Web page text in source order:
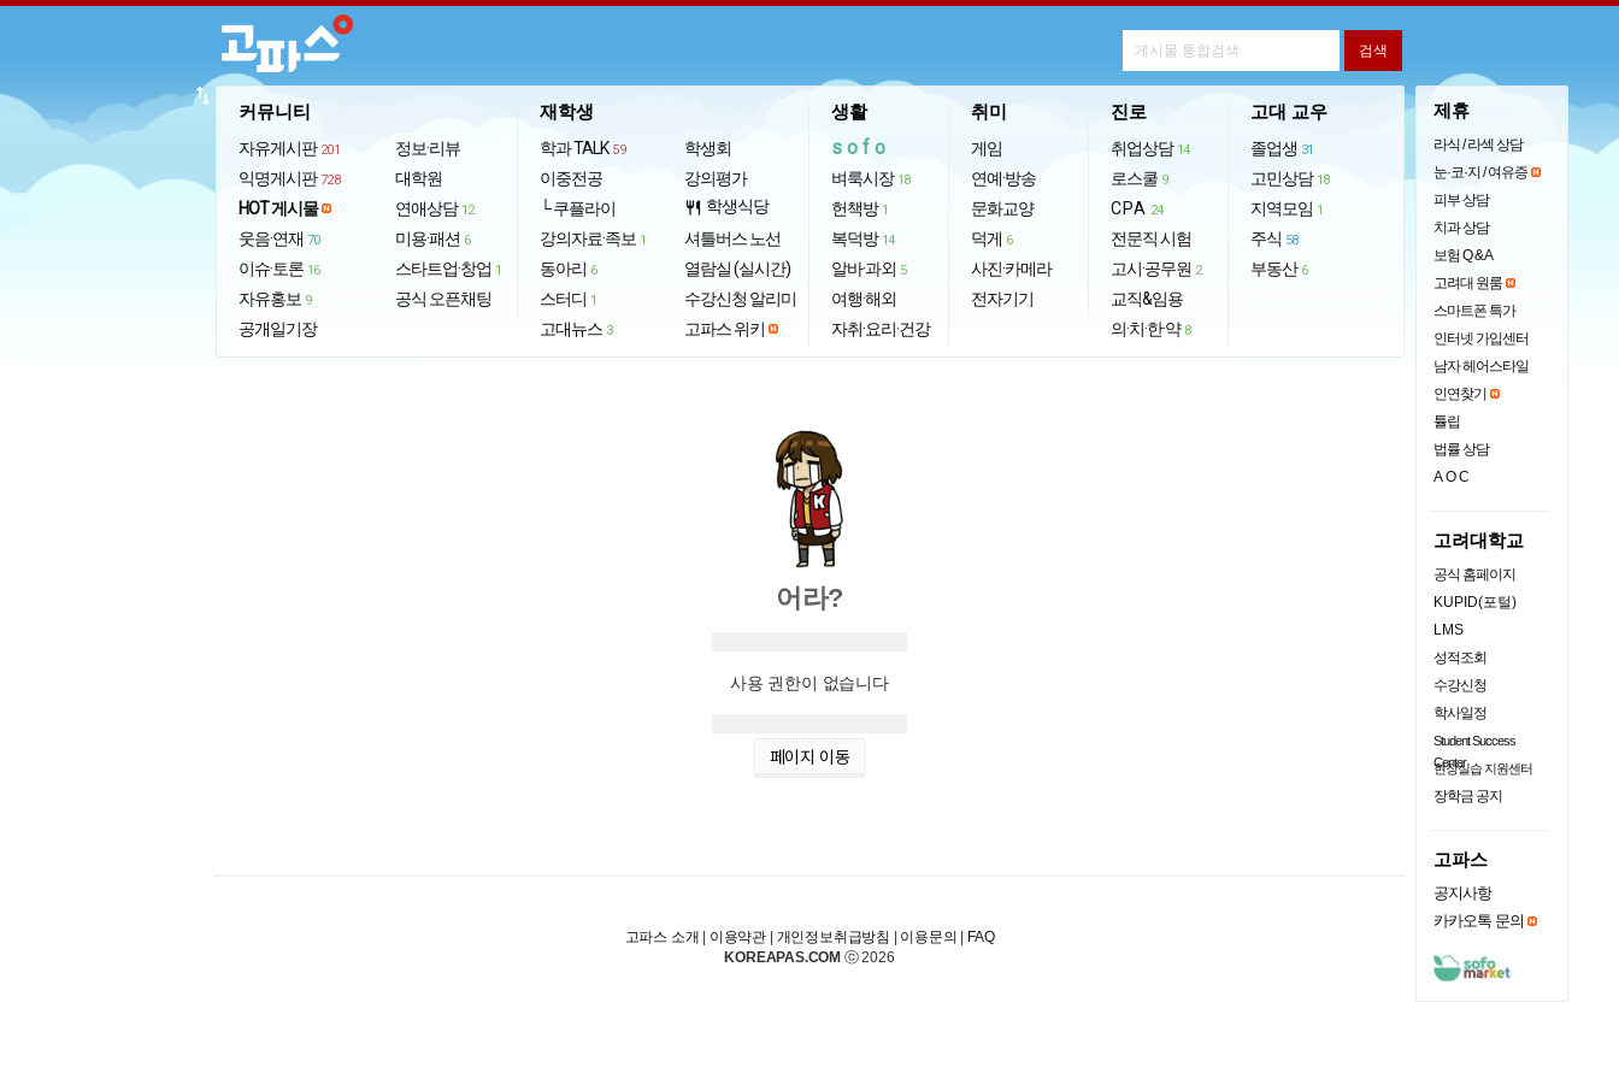
커뮤니티
자유게시판 201
익명게시판 728
HOT 게시물
웃음·연재 70
이슈·토론 16
자유홍보 9
공개일기장
정보·리뷰
대학원
연애상담 12
미용·패션 6
스타트업·창업 1
공식 오픈채팅
재학생
학과 TALK 59
이중전공
└ 쿠플라이
강의자료·족보 1
동아리 6
스터디 1
고대뉴스 3
학생회
강의평가
restaurant 학생식당
셔틀버스 노선
열람실 (실시간)
수강신청 알리미
고파스 위키
생활
sofo
벼룩시장 18
헌책방 1
복덕방 14
알바·과외 5
여행·해외
자취·요리·건강
취미
게임
연예·방송
문화교양
덕게 6
사진·카메라
전자기기
진로
취업상담 14
로스쿨 9
CPA 24
전문직 시험
고시·공무원 2
교직&임용
의·치·한·약 8
고대 교우
졸업생 31
고민상담 18
지역모임 1
주식 58
부동산 6
import_export
어라?
사용 권한이 없습니다
페이지 이동
제휴
라식 / 라섹 상담
눈·코·지 / 여유증
피부 상담
치과 상담
보험 Q & A
고려대 원룸
스마트폰 특가
인터넷 가입센터
남자 헤어스타일
인연찾기
튤립
법률 상담
AOC
고려대학교
공식 홈페이지
KUPID(포털)
LMS
성적조회
수강신청
학사일정
Student Success
Center
현장실습 지원센터
장학금 공지
고파스
공지사항
카카오톡 문의
고파스 소개 이용약관 개인정보취급방침 이용문의
FAQ
KOREAPAS.COM ⓒ 2026